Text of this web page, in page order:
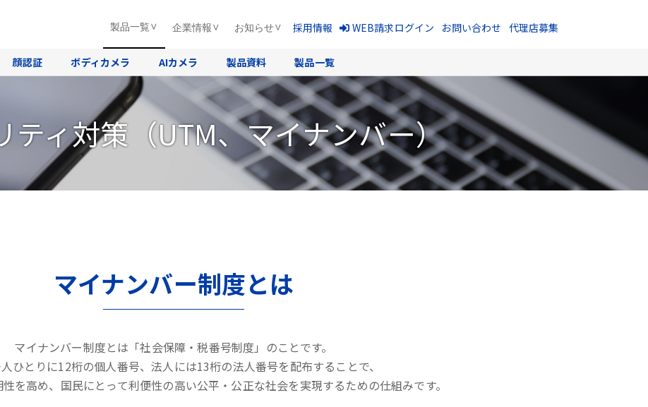
製品一覧
顔認証 ボディカメラ AIカメラ 製品資料 製品一覧
企業情報 お知らせ 採用情報 WEB請求ログイン お問い合わせ 代理店募集
ティ対策（UTM、マイナンバー）
マイナンバー制度とは
マイナンバー制度とは「社会保障・税番号制度」のことです。
ひとりに12桁の個人番号、法人には13桁の法人番号を配布することで、
を高め、国民にとって利便性の高い公平・公正な社会を実現するための仕組みです。